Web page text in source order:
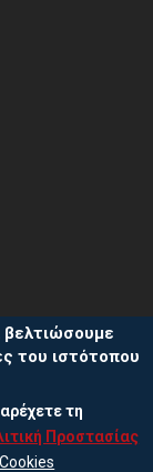
τις εκδηλώσεις
βελτιώσουμε
του ιστότοπου
τη
Προστασίας